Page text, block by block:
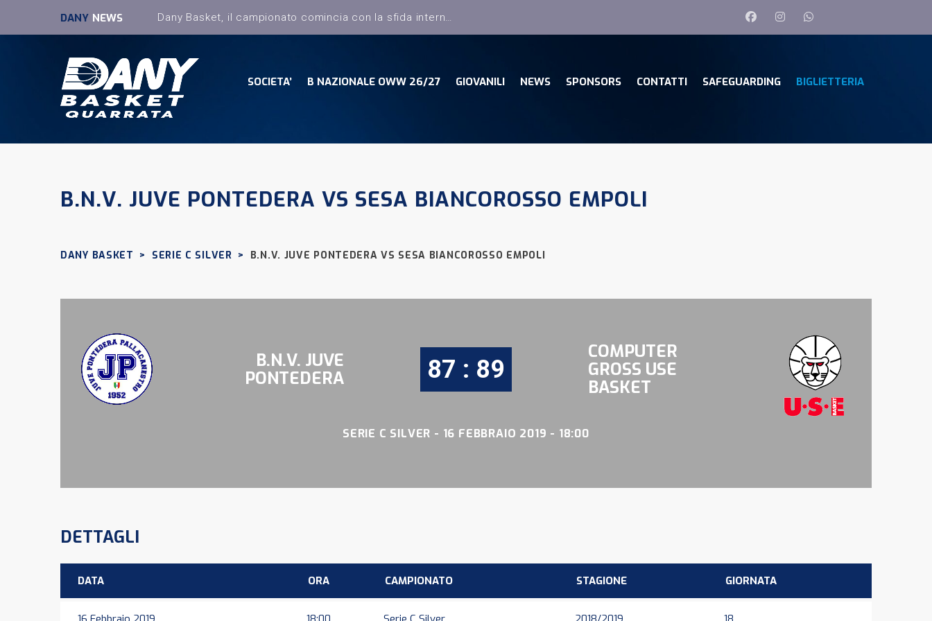
DANY NEWS Dany Basket, il campionato comincia con la sfida interna con la Pielle Livorno
SOCIETA’ B NAZIONALE OWW 26/27 GIOVANILI NEWS SPONSORS CONTATTI SAFEGUARDING BIGLIETTERIA
B.N.V. JUVE PONTEDERA VS SESA BIANCOROSSO EMPOLI
DANY BASKET > SERIE C SILVER > B.N.V. JUVE PONTEDERA VS SESA BIANCOROSSO EMPOLI
B.N.V. JUVE
PONTEDERA
87 : 89
COMPUTER
GROSS USE
BASKET
SERIE C SILVER - 16 FEBBRAIO 2019 - 18:00
DETTAGLI
DATA ORA CAMPIONATO STAGIONE GIORNATA